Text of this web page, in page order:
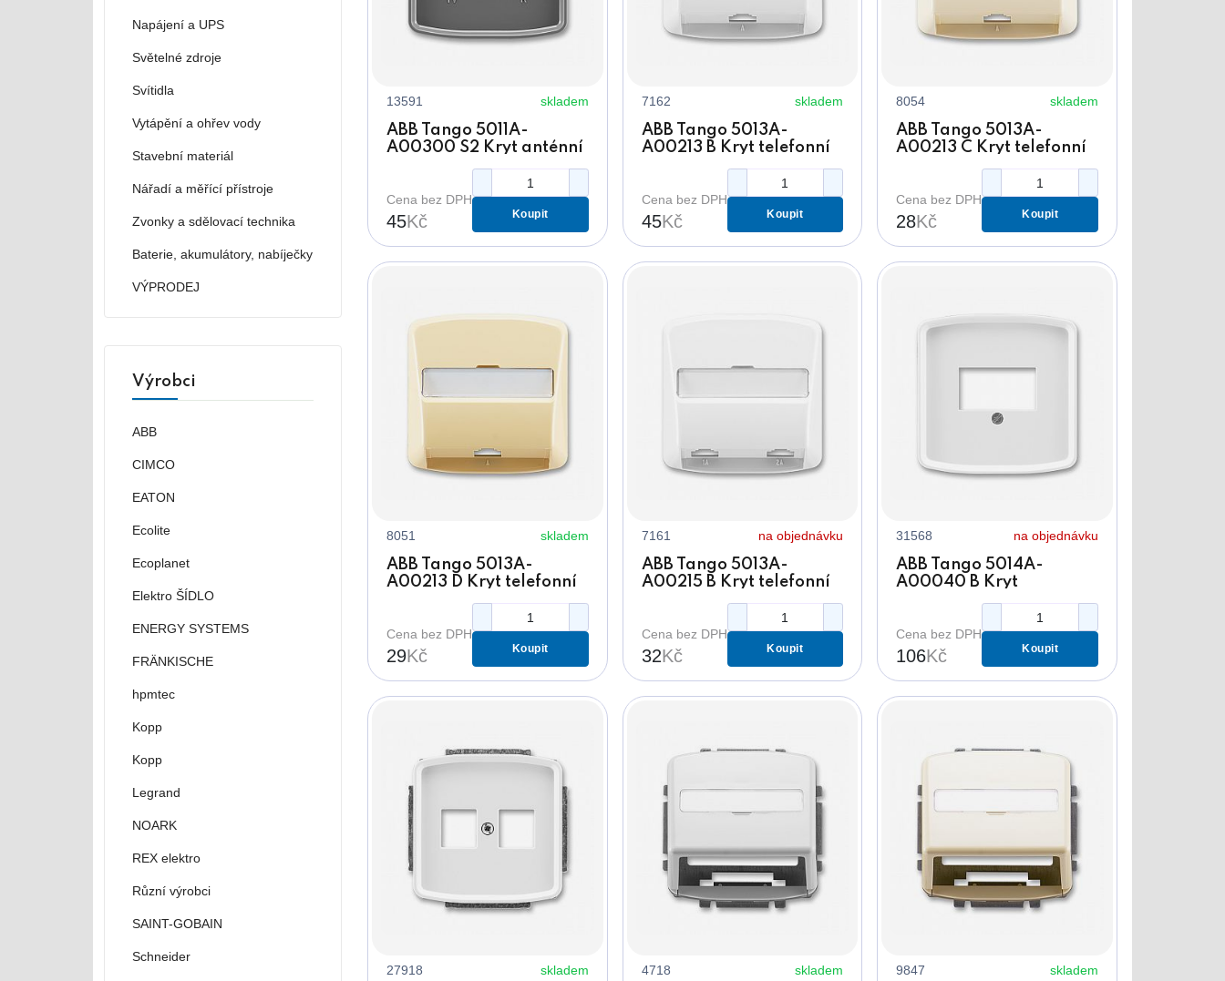
13591 skladem
ABB Tango 5011A-
A00300 S2 Kryt anténní
zásuvky kouřově šedý, s
vylamovacím otvorem
Cena bez DPH
45Kč Koupit
7162 skladem
ABB Tango 5013A-
A00213 B Kryt telefonní
zásuvky bílý s 1 otvorem
Cena bez DPH
45Kč Koupit
8054 skladem
ABB Tango 5013A-
A00213 C Kryt telefonní
zásuvky slonová kost s 1
Cena bez DPH
28Kč Koupit
8051 skladem
ABB Tango 5013A-
A00213 D Kryt telefonní
zásuvky béžový s 1
Cena bez DPH
29Kč Koupit
7161 na objednávku
ABB Tango 5013A-
A00215 B Kryt telefonní
zásuvky bílý s 2 otvory
Cena bez DPH
32Kč Koupit
31568 na objednávku
ABB Tango 5014A-
A00040 B Kryt
HDMI/USB/VGA/REPRO
Cena bez DPH
106Kč Koupit
27918 skladem 4718 skladem 9847 skladem
Napájení a UPS
Světelné zdroje
Svítidla
Vytápění a ohřev vody
Stavební materiál
Nářadí a měřící přístroje
Zvonky a sdělovací technika
Baterie, akumulátory, nabíječky
VÝPRODEJ
Výrobci
ABB
CIMCO
EATON
Ecolite
Ecoplanet
Elektro ŠÍDLO
ENERGY SYSTEMS
FRÄNKISCHE
hpmtec
Kopp
Kopp
Legrand
NOARK
REX elektro
Různí výrobci
SAINT-GOBAIN
Schneider